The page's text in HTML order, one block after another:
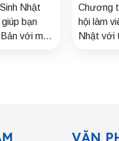
Nhật
bạn
với mức
Chương
hội làm
Nhật với
VĂN